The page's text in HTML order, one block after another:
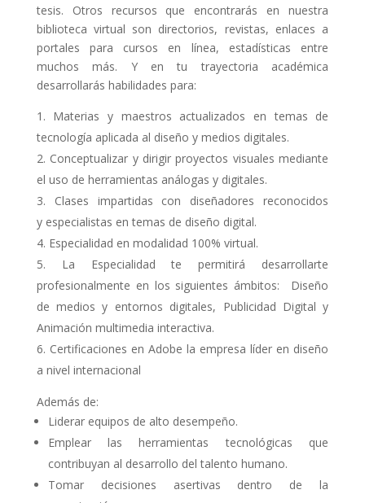
tesis. Otros recursos que encontrarás en nuestra
biblioteca virtual son directorios, revistas, enlaces a
portales para cursos en línea, estadísticas entre
muchos más. Y en tu trayectoria académica
desarrollarás habilidades para:
Materias y maestros actualizados en temas de
tecnología aplicada al diseño y medios digitales.
Conceptualizar y dirigir proyectos visuales mediante
el uso de herramientas análogas y digitales.
Clases impartidas con diseñadores reconocidos
y especialistas en temas de diseño digital.
Especialidad en modalidad 100% virtual.
La Especialidad te permitirá desarrollarte
profesionalmente en los siguientes ámbitos: Diseño
de medios y entornos digitales, Publicidad Digital y
Animación multimedia interactiva.
Certificaciones en Adobe la empresa líder en diseño
a nivel internacional
Además de:
Liderar equipos de alto desempeño.
Emplear las herramientas tecnológicas que
contribuyan al desarrollo del talento humano.
Tomar decisiones asertivas dentro de la